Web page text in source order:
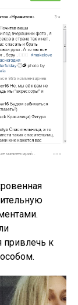
привлечь к